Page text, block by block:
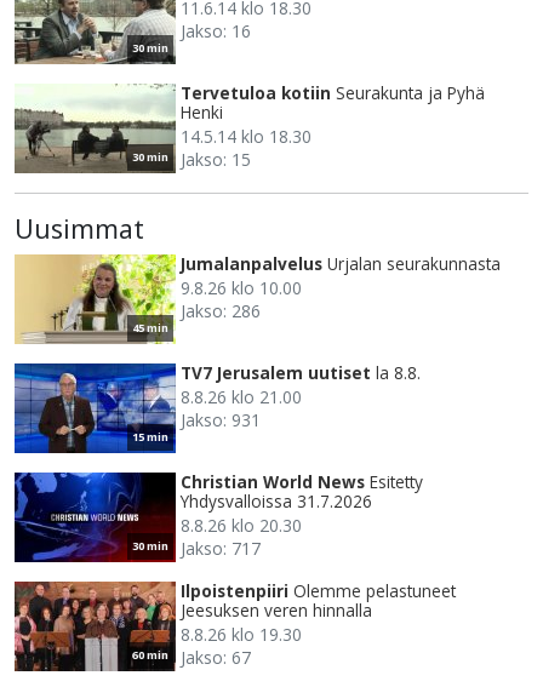
30 min
11.6.14 klo 18.30
Jakso: 16
30 min
Tervetuloa kotiin Seurakunta ja Pyhä
Henki
14.5.14 klo 18.30
Jakso: 15
Uusimmat
45 min
Jumalanpalvelus Urjalan seurakunnasta
9.8.26 klo 10.00
Jakso: 286
15 min
TV7 Jerusalem uutiset la 8.8.
8.8.26 klo 21.00
Jakso: 931
30 min
Christian World News Esitetty
Yhdysvalloissa 31.7.2026
8.8.26 klo 20.30
Jakso: 717
60 min
Ilpoistenpiiri Olemme pelastuneet
Jeesuksen veren hinnalla
8.8.26 klo 19.30
Jakso: 67